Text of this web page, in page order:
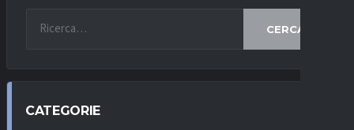
CERCA
CATEGORIE